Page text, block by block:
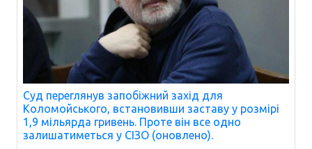
Суд переглянув запобіжний захід для
Коломойського, встановивши заставу у розмірі
1,9 мільярда гривень. Проте він все одно
залишатиметься у СІЗО (оновлено).